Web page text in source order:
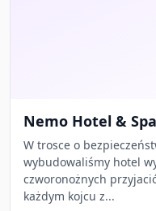
Nemo Hotel &
W trosce o
wybudowaliśmy hotel
czworonożnych
każdym kojcu z...